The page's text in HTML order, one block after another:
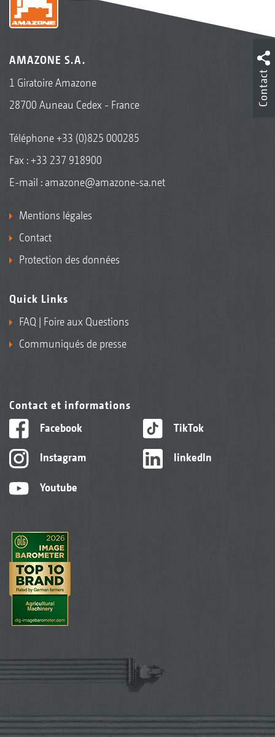
AMAZONE S.A.
1 Giratoire Amazone
28700 Auneau Cedex - France
Téléphone+33 (0)825 000285
Fax : +33 237 918900
E-mail : amazone@amazone-sa.net
Mentions légales
Contact
Protection des données
Quick Links
FAQ | Foire aux Questions
Communiqués de presse
Contact et informations
Facebook
Instagram
Youtube
TikTok
linkedIn
Contact